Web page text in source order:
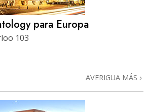
para Europa
103
AVERIGUA MÁS